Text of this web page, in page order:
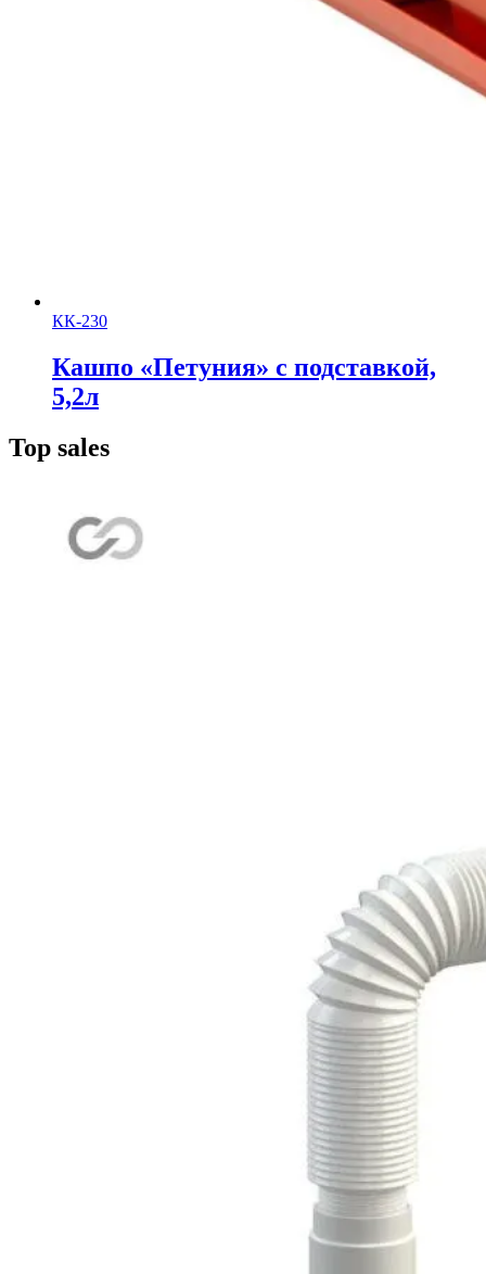
КК-230
Кашпо «Петуния» с подставкой,
5,2л
Top sales